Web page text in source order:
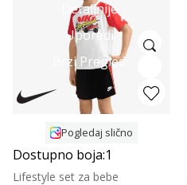
Detaljnije
Uporedi
Brzi Pregled
Pogledaj slično
Dostupno boja:1
Lifestyle set za bebe